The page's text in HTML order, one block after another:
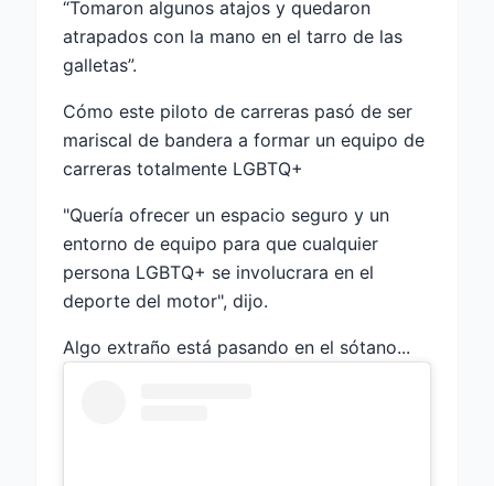
“Tomaron algunos atajos y quedaron
atrapados con la mano en el tarro de las
galletas”.
Cómo este piloto de carreras pasó de ser
mariscal de bandera a formar un equipo de
carreras totalmente LGBTQ+
"Quería ofrecer un espacio seguro y un
entorno de equipo para que cualquier
persona LGBTQ+ se involucrara en el
deporte del motor", dijo.
Algo extraño está pasando en el sótano...